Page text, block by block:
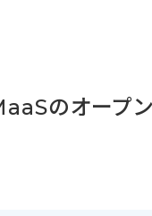
のオープン